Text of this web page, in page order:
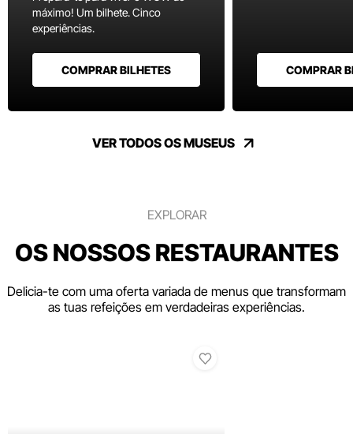
máximo! Um bilhete. Cinco
experiências.
COMPRAR BILHETES COMPRAR
VER TODOS OS MUSEUS
EXPLORAR
OS NOSSOS RESTAURANTES
Delicia-te com uma oferta variada de menus que transformam
as tuas refeições em verdadeiras experiências.